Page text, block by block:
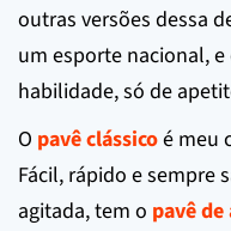
outras versões dessa
um esporte nacional,
habilidade, só de
O pavê clássicoé meu
Fácil, rápido e sempre
agitada, tem o pavê de